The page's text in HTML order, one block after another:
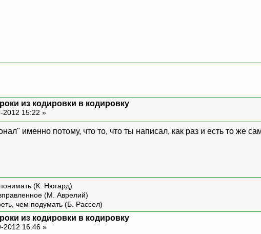
из кодировки в кодировку
2012 15:22 »
именно потому, что то, что ты написал, как раз и есть то же
(К. Нюгард)
(М. Аврелий)
чем подумать (Б. Рассел)
из кодировки в кодировку
2012 16:46 »